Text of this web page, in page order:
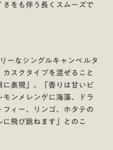
をも伴う長くスムーズで
ーなシングルキャンベルタ
スクタイプを混ぜること
表現」。「香りは甘いピ
ンメレンゲに海藻、ドラ
ィー、リンゴ、ホタテの
飛び跳ねます」とのこ